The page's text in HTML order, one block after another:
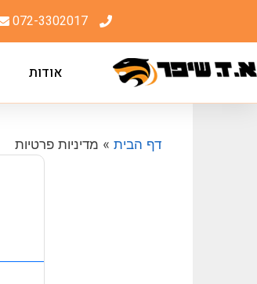
072-3302017
אודות
דף הבית » מדיניות פרטיות